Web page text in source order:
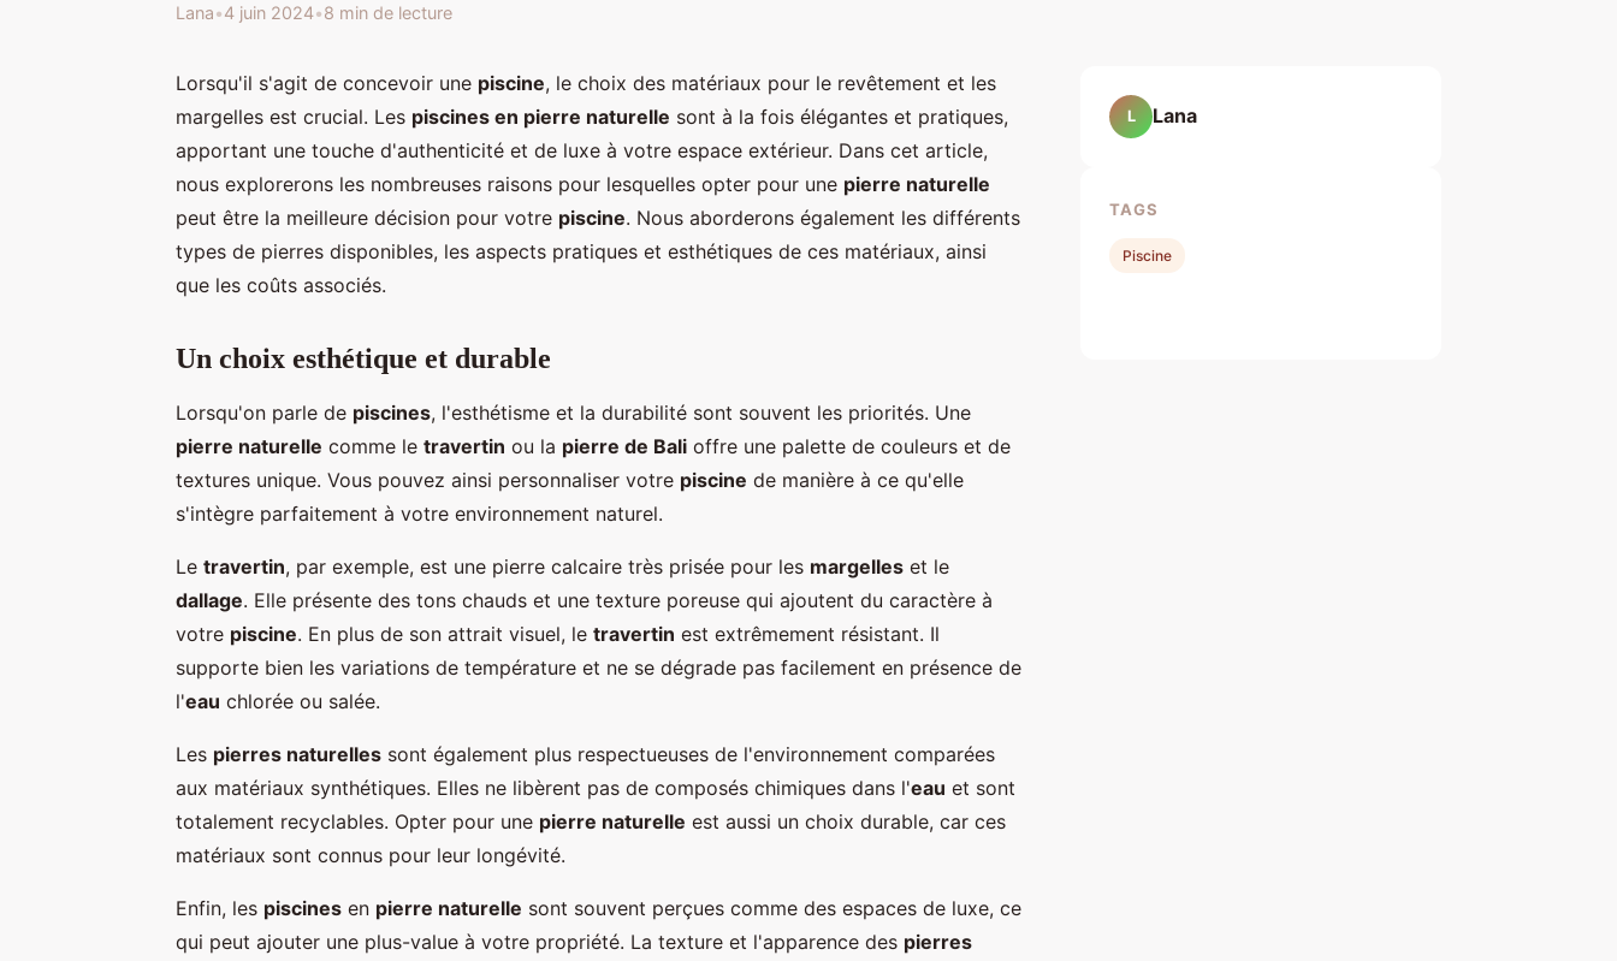
Lana•4 juin 2024•8 min de lecture
Lorsqu'il s'agit de concevoir une piscine, le choix des matériaux pour le revêtement et les
margelles est crucial. Les piscines en pierre naturelle sont à la fois élégantes et pratiques,
apportant une touche d'authenticité et de luxe à votre espace extérieur. Dans cet article,
nous explorerons les nombreuses raisons pour lesquelles opter pour une pierre naturelle
peut être la meilleure décision pour votre piscine. Nous aborderons également les différents
types de pierres disponibles, les aspects pratiques et esthétiques de ces matériaux, ainsi
que les coûts associés.
Un choix esthétique et durable
Lorsqu'on parle de piscines, l'esthétisme et la durabilité sont souvent les priorités. Une
pierre naturelle comme le travertin ou la pierre de Bali offre une palette de couleurs et de
textures unique. Vous pouvez ainsi personnaliser votre piscine de manière à ce qu'elle
s'intègre parfaitement à votre environnement naturel.
Le travertin, par exemple, est une pierre calcaire très prisée pour les margelles et le
dallage. Elle présente des tons chauds et une texture poreuse qui ajoutent du caractère à
votre piscine. En plus de son attrait visuel, le travertin est extrêmement résistant. Il
supporte bien les variations de température et ne se dégrade pas facilement en présence de
l'eau chlorée ou salée.
Les pierres naturelles sont également plus respectueuses de l'environnement comparées
aux matériaux synthétiques. Elles ne libèrent pas de composés chimiques dans l'eau et sont
totalement recyclables. Opter pour une pierre naturelle est aussi un choix durable, car ces
matériaux sont connus pour leur longévité.
Enfin, les piscines en pierre naturelle sont souvent perçues comme des espaces de luxe, ce
qui peut ajouter une plus-value à votre propriété. La texture et l'apparence des pierres
L Lana
TAGS
Piscine